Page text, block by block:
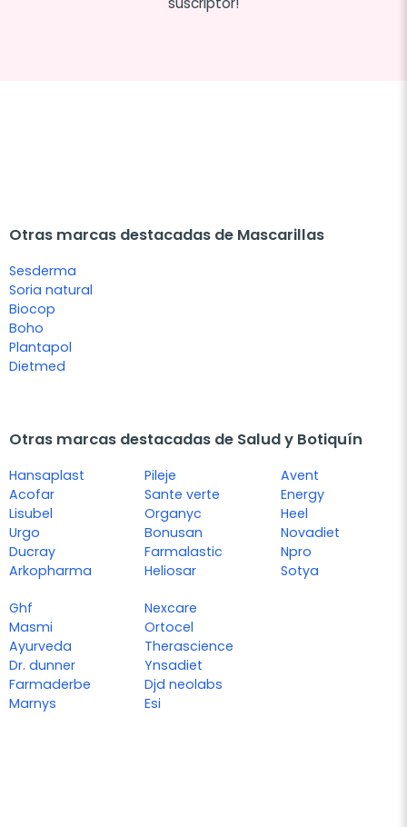
Otras marcas destacadas de Mascarillas
Sesderma
Soria natural
Biocop
Boho
Plantapol
Dietmed
Otras marcas destacadas de Salud y Botiquín
Hansaplast
Acofar
Lisubel
Urgo
Ducray
Arkopharma
Pileje
Sante verte
Organyc
Bonusan
Farmalastic
Heliosar
Avent
Energy
Heel
Novadiet
Npro
Sotya
Ghf
Masmi
Ayurveda
Dr. dunner
Farmaderbe
Marnys
Nexcare
Ortocel
Therascience
Ynsadiet
Djd neolabs
Esi